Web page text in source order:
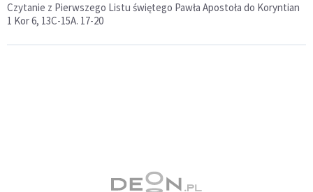
Czytanie z Pierwszego Listu świętego Pawła Apostoła do Koryntian
1 Kor 6, 13C-15A. 17-20